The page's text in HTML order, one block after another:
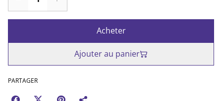
Acheter
Ajouter au panier
PARTAGER